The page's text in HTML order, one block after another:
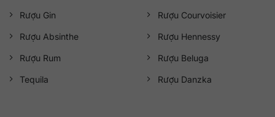
Rượu Gin
Rượu Absinthe
Rượu Rum
Tequila
Rượu Courvoisier
Rượu Hennessy
Rượu Beluga
Rượu Danzka